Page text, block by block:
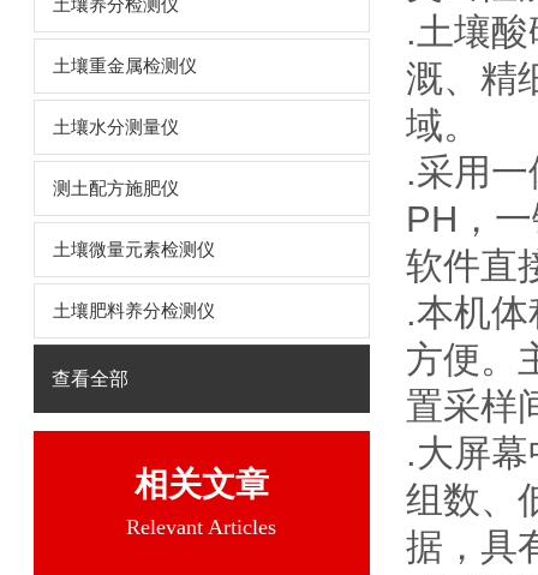
土壤养分检测仪
土壤重金属检测仪
土壤水分测量仪
测土配方施肥仪
土壤微量元素检测仪
土壤肥料养分检测仪
查看全部
相关文章
Relevant Articles
.土壤
溉、精
域。
.采用
PH，
软件直
.本机
方便。
置采样
.大屏
组数、
据，具